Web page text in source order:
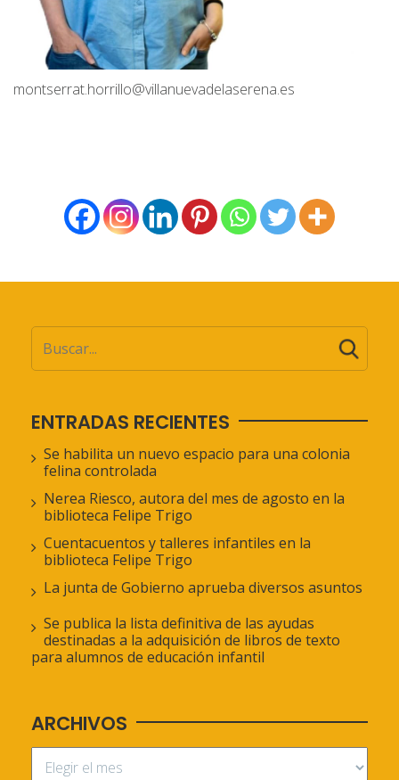
montserrat.horrillo@villanuevadelaserena.es
ENTRADAS RECIENTES
Se habilita un nuevo espacio para una colonia
felina controlada
Nerea Riesco, autora del mes de agosto en la
biblioteca Felipe Trigo
Cuentacuentos y talleres infantiles en la
biblioteca Felipe Trigo
La junta de Gobierno aprueba diversos asuntos
Se publica la lista definitiva de las ayudas
destinadas a la adquisición de libros de texto
para alumnos de educación infantil
ARCHIVOS